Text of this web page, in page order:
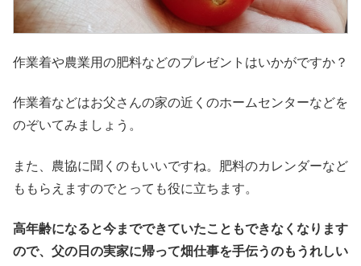
作業着や農業用の肥料などのプレゼントはいかがですか？
作業着などはお父さんの家の近くのホームセンターなどを
のぞいてみましょう。
また、農協に聞くのもいいですね。肥料のカレンダーなど
ももらえますのでとっても役に立ちます。
高年齢になると今までできていたこともできなくなります
ので、父の日の実家に帰って畑仕事を手伝うのもうれしい